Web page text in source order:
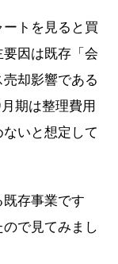
トを見ると買
因は既存「会
却影響である
期は整理費用
いと想定して
存事業です
で見てみまし